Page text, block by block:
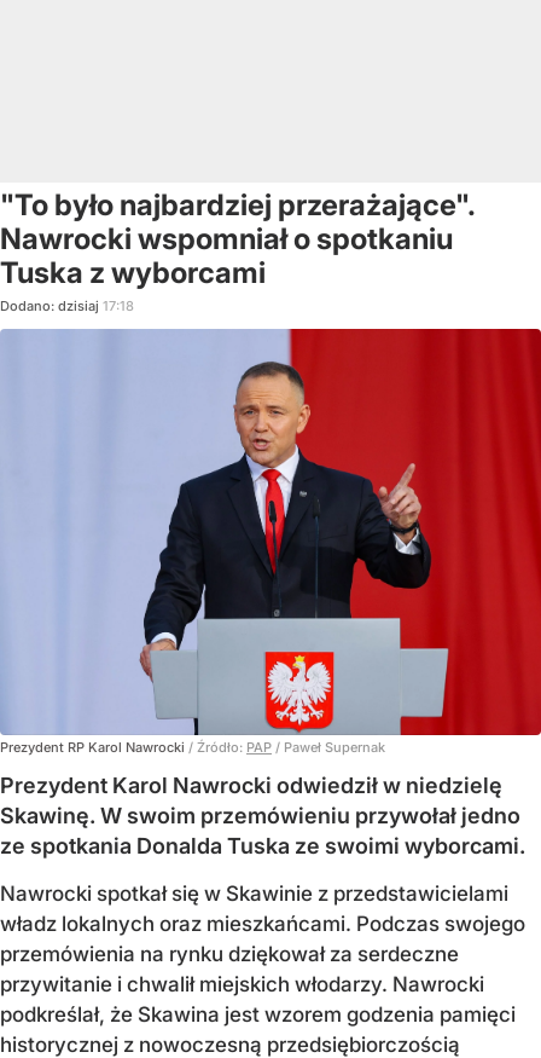
"To było najbardziej przerażające".
Nawrocki wspomniał o spotkaniu
Tuska z wyborcami
Dodano: dzisiaj 17:18
Prezydent RP Karol Nawrocki / Źródło: PAP / Paweł Supernak
Prezydent Karol Nawrocki odwiedził w niedzielę
Skawinę. W swoim przemówieniu przywołał jedno
ze spotkania Donalda Tuska ze swoimi wyborcami.
Nawrocki spotkał się w Skawinie z przedstawicielami
władz lokalnych oraz mieszkańcami. Podczas swojego
przemówienia na rynku dziękował za serdeczne
przywitanie i chwalił miejskich włodarzy. Nawrocki
podkreślał, że Skawina jest wzorem godzenia pamięci
historycznej z nowoczesną przedsiębiorczością